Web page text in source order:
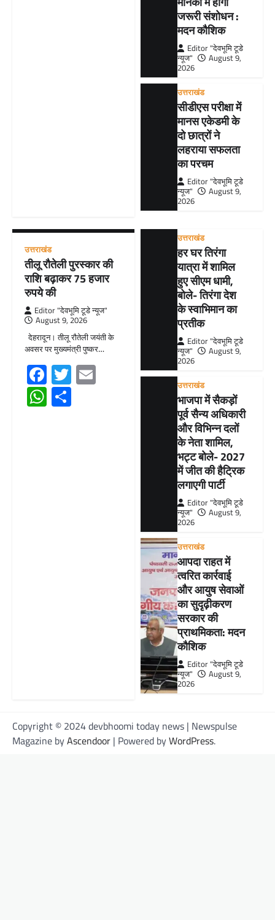
जरूरी संशोधन :
मदन कौशिक
Editor "देवभूमि टूडे
न्यूज"
August 9,
2026
उत्तराखंड
सीडीएस परीक्षा में
मानस एकेडमी के
दो छात्रों ने
लहराया सफलता
का परचम
Editor "देवभूमि टूडे
न्यूज"
August 9,
2026
उत्तराखंड
तीलू रौतेली पुरस्कार की
राशि बढ़ाकर 75 हजार
रुपये की
Editor "देवभूमि टूडे न्यूज"
August 9, 2026
देहरादून। तीलू रौतेली जयंती के
अवसर पर मुख्यमंत्री पुष्कर…
Facebook
TwitterEmail
WhatsApp
उत्तराखंड
हर घर तिरंगा
यात्रा में शामिल
हुए सीएम धामी,
बोले- तिरंगा देश
के स्वाभिमान का
प्रतीक
Editor "देवभूमि टूडे
न्यूज"
August 9,
2026
उत्तराखंड
भाजपा में सैकड़ों
पूर्व सैन्य अधिकारी
और विभिन्न दलों
के नेता शामिल,
भट्ट बोले- 2027
में जीत की हैट्रिक
लगाएगी पार्टी
Editor "देवभूमि टूडे
न्यूज"
August 9,
2026
उत्तराखंड
आपदा राहत में
त्वरित कार्रवाई
और आयुष सेवाओं
का सुदृढ़ीकरण
सरकार की
प्राथमिकता: मदन
कौशिक
Editor "देवभूमि टूडे
न्यूज"
August 9,
2026
Copyright © 2024 devbhoomi today news | Newspulse
Magazine byAscendoor | Powered byWordPress.